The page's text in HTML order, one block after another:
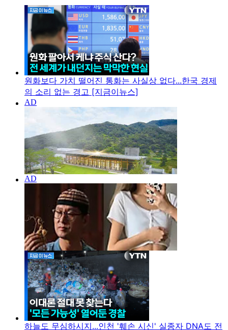
원화보다 가치 떨어진 통화는 사실상 없다...한국 경제
의 소리 없는 경고 [지금이뉴스]
하늘도 무심하시지...인천 '훼손 시신' 실종자 DNA도 전